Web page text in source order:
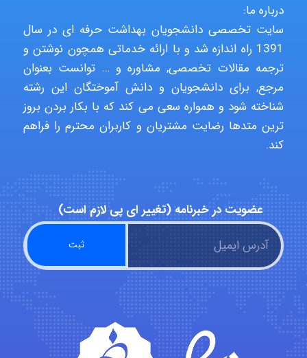
Alirez0990
hosein abdolvand
Kati
emami
ehtesham
Iman Hosseini
درباره ما:
سایت تخصصی دانشجویان بهداشت حرفه ای در سال
1391 راه اندازه شد و با ارائه خدماتی همچون نوشتن و
ترجمه مقالات تخصصی, مشاوره و … توانست بعنوان
مرجع, برای دانشجویان و دانش آموختگان این رشته
شناخته شود و همواره سعی می کند که با بکار بردن بروز
ترین متدها رضایت مشتریان و کاربران محترم را فراهم
کند.
عضویت در خبرنامه (تغییر ای پی لازم است)